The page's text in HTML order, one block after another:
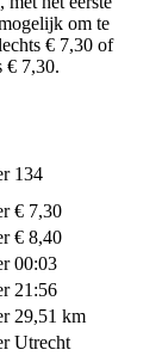
om te
€ 7,30 of
€ 7,30.
134
€ 7,30
€ 8,40
00:03
21:56
29,51 km
Utrecht